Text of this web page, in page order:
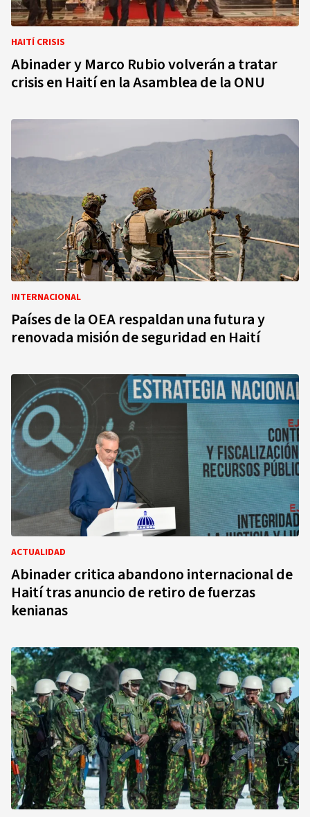
HAITÍ CRISIS
Abinader y Marco Rubio volverán a tratar
crisis en Haití en la Asamblea de la ONU
INTERNACIONAL
Países de la OEA respaldan una futura y
renovada misión de seguridad en Haití
ACTUALIDAD
Abinader critica abandono internacional de
Haití tras anuncio de retiro de fuerzas
kenianas